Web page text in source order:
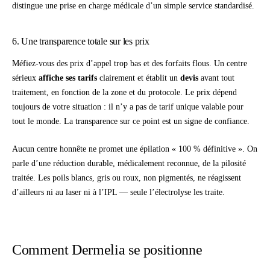
distingue une prise en charge médicale d’un simple service standardisé.
6. Une transparence totale sur les prix
Méfiez-vous des prix d’appel trop bas et des forfaits flous. Un centre
sérieux affiche ses tarifs clairement et établit un devis avant tout
traitement, en fonction de la zone et du protocole. Le prix dépend
toujours de votre situation : il n’y a pas de tarif unique valable pour
tout le monde. La transparence sur ce point est un signe de confiance.
Aucun centre honnête ne promet une épilation « 100 % définitive ». On
parle d’une réduction durable, médicalement reconnue, de la pilosité
traitée. Les poils blancs, gris ou roux, non pigmentés, ne réagissent
d’ailleurs ni au laser ni à l’IPL — seule l’électrolyse les traite.
Comment Dermelia se positionne